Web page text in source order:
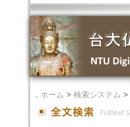
． ホーム > 検索システム >